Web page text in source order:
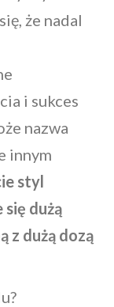
że nadal
i sukces
nazwa
innym
styl
dużą
z dużą dozą